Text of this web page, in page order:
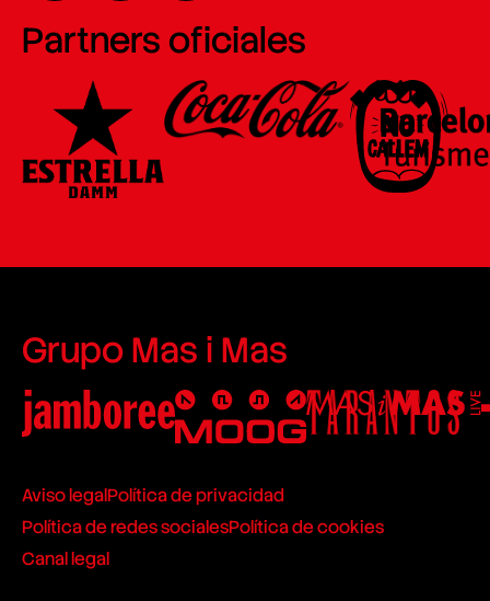
Partners oficiales
Grupo Mas i Mas
Aviso legalPolítica de privacidad
Política de redes socialesPolítica de cookies
Canal legal